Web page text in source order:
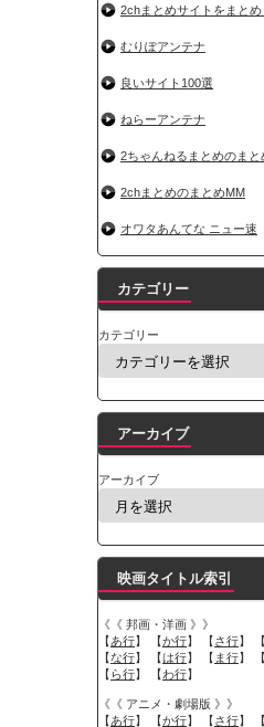
2chまとめサイトをまとめ
むりぽアンテナ
良いサイト100選
ねらーアンテナ
2ちゃんねるまとめのまと
2chまとめのまとめMM
オワタあんてな ニュー速
カテゴリー
カテゴリー
アーカイブ
アーカイブ
映画タイトル索引
《《 邦画・洋画 》》
【あ行】 【か行】 【さ行】 【
【な行】 【は行】 【 ま行】 【
【 ら行】 【わ行】
《《 アニメ・劇場版 》》
【あ行】 【か行】 【さ行】 【